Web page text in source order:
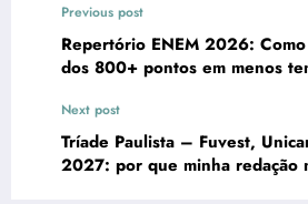
Previous post
Repertório ENEM 2026:
dos 800+ pontos em menos
Next post
Tríade Paulista – Fuvest,
2027: por que minha redação